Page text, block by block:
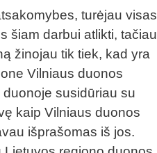
turėjau visas
šiam darbui atlikti, tačiau
žinojau tik tiek, kad yra
Vilniaus duonos
susidūriau su
kaip Vilniaus duonos
išprašomas iš jos.